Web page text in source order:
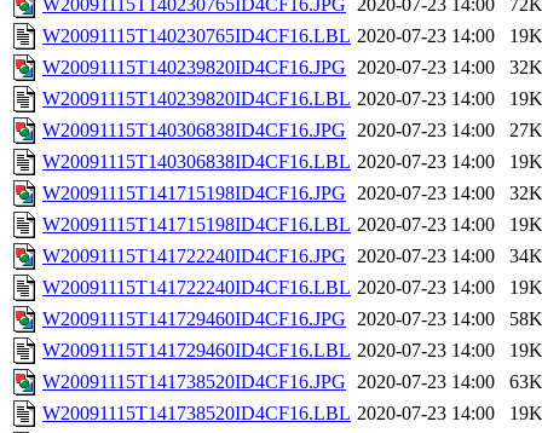
W20091115T140230765ID4CF16.JPG 2020-07-23 14:00
72K
W20091115T140230765ID4CF16.LBL 2020-07-23 14:00
19K
W20091115T140239820ID4CF16.JPG 2020-07-23 14:00
32K
W20091115T140239820ID4CF16.LBL 2020-07-23 14:00
19K
W20091115T140306838ID4CF16.JPG 2020-07-23 14:00
27K
W20091115T140306838ID4CF16.LBL 2020-07-23 14:00
19K
W20091115T141715198ID4CF16.JPG 2020-07-23 14:00
32K
W20091115T141715198ID4CF16.LBL 2020-07-23 14:00
19K
W20091115T141722240ID4CF16.JPG 2020-07-23 14:00
34K
W20091115T141722240ID4CF16.LBL 2020-07-23 14:00
19K
W20091115T141729460ID4CF16.JPG 2020-07-23 14:00
58K
W20091115T141729460ID4CF16.LBL 2020-07-23 14:00
19K
W20091115T141738520ID4CF16.JPG 2020-07-23 14:00
63K
W20091115T141738520ID4CF16.LBL 2020-07-23 14:00
19K